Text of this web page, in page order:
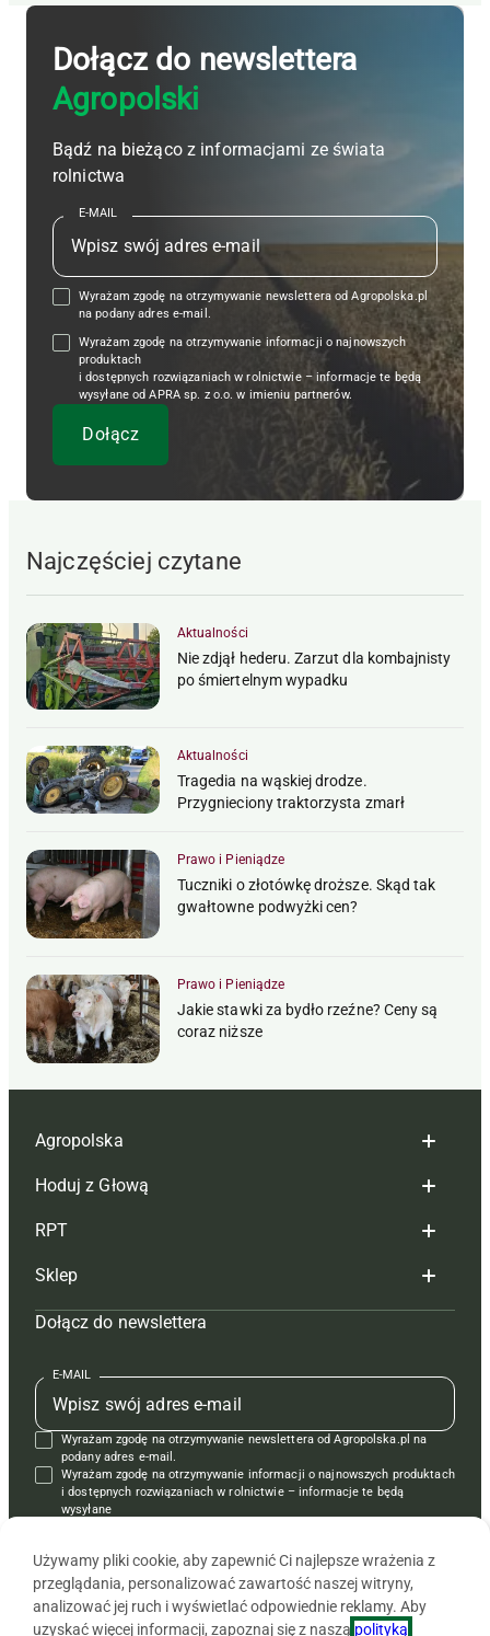
Dołącz do newslettera
Agropolski
Bądź na bieżąco z informacjami ze świata
rolnictwa
E-MAIL
Wyrażam zgodę na otrzymywanie newslettera od Agropolska.pl
na podany adres e-mail.
Wyrażam zgodę na otrzymywanie informacji o najnowszych
produktach
i dostępnych rozwiązaniach w rolnictwie – informacje te będą
wysyłane od APRA sp. z o.o. w imieniu partnerów.
Najczęściej czytane
Aktualności
Nie zdjął hederu. Zarzut dla kombajnisty
po śmiertelnym wypadku
Aktualności
Tragedia na wąskiej drodze.
Przygnieciony traktorzysta zmarł
Prawo i Pieniądze
Tuczniki o złotówkę droższe. Skąd tak
gwałtowne podwyżki cen?
Prawo i Pieniądze
Jakie stawki za bydło rzeźne? Ceny są
coraz niższe
Agropolska
Redakcja
Reklama
Tagi
Mapa serwisu
Kontakt
Regulamin
Polityka prywatności
Hoduj z Głową
Hoduj z głową bydło
Hoduj z głową świnie
Prenumerata
Redakcja
Kontakt
Reklama
RPT
Redakcja
Prenumerata
Reklama
Kontakt
Krzyżówki
Sklep
Czasopisma i prenumerata
Książki
Regulamin
Dołącz do newslettera
E-MAIL
Wyrażam zgodę na otrzymywanie newslettera od Agropolska.pl na
podany adres e-mail.
Wyrażam zgodę na otrzymywanie informacji o najnowszych produktach
i dostępnych rozwiązaniach w rolnictwie – informacje te będą
wysyłane
Używamy pliki cookie, aby zapewnić Ci najlepsze wrażenia z
przeglądania, personalizować zawartość naszej witryny,
analizować jej ruch i wyświetlać odpowiednie reklamy. Aby
uzyskać więcej informacji, zapoznaj się z naszą polityką